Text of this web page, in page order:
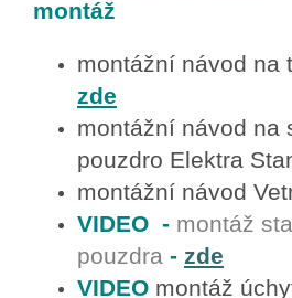
montáž
montážní návod na
zde
montážní návod na
pouzdro Elektra
montážní návod
VIDEO - montáž
pouzdra - zde
VIDEO montáž